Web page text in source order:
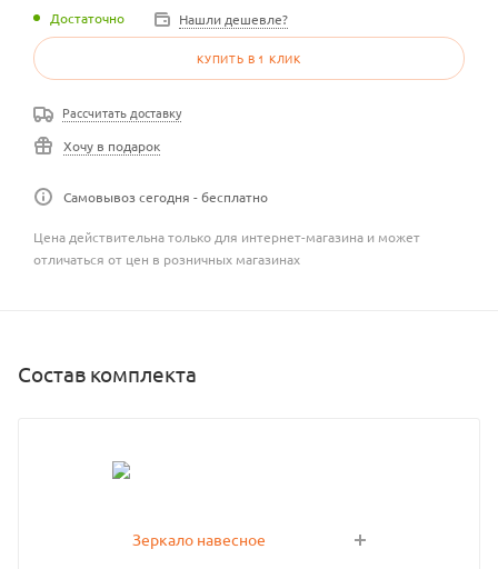
Достаточно Нашли дешевле?
КУПИТЬ В 1 КЛИК
Рассчитать доставку
Хочу в подарок
Самовывоз сегодня - бесплатно
Цена действительна только для интернет-магазина и может
отличаться от цен в розничных магазинах
Состав комплекта